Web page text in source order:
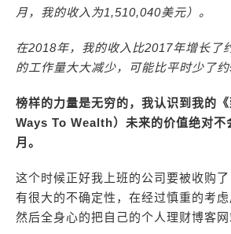
月，我的收入为1,510,040美元）。
在2018年，我的收入比2017年增长了
的工作量大大减少，可能比平时少了约
榜样的力量是无穷的，我认识到我的
Ways To Wealth）未来的价值绝对不
月。
这个时候正好我上班的公司要被收购
有很大的不确定性，在经过慎重的考虑
然后全身心的把自己的个人理财博客网